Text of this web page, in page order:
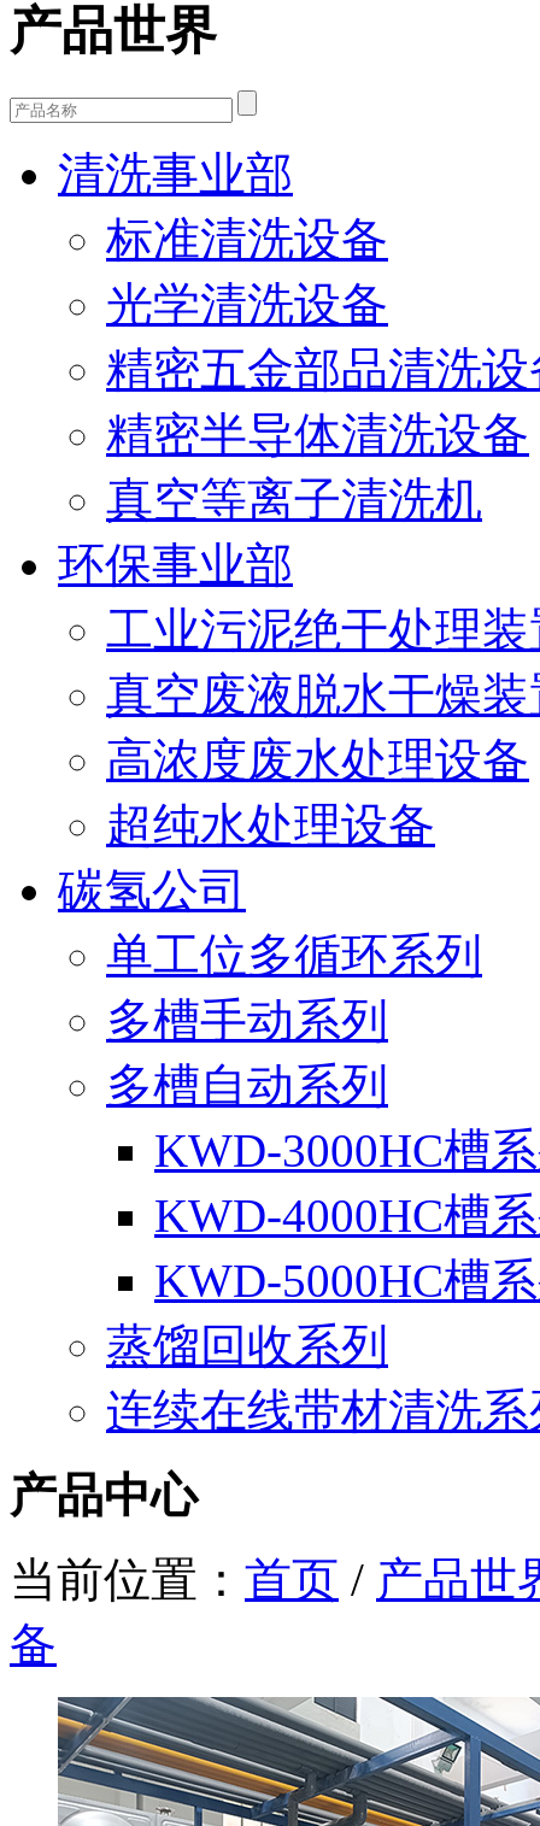
产品世界
清洗事业部
标准清洗设备
光学清洗设备
精密五金部品清洗设
精密半导体清洗设备
真空等离子清洗机
环保事业部
工业污泥绝干处理装
真空废液脱水干燥装
高浓度废水处理设备
超纯水处理设备
碳氢公司
单工位多循环系列
多槽手动系列
多槽自动系列
KWD-3000HC槽
KWD-4000HC槽
KWD-5000HC槽
蒸馏回收系列
连续在线带材清洗系
产品中心
当前位置： 首页 / 产品世
备